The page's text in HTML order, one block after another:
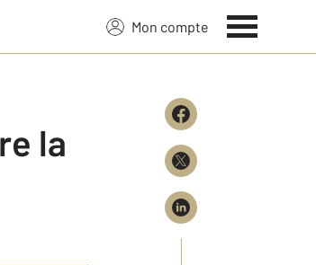
Mon compte
la